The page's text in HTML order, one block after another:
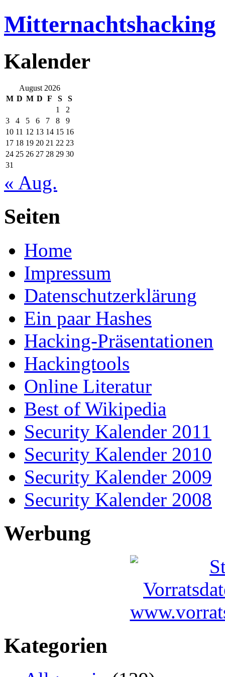
Mitternachtshacking
Kalender
August 2026
M D M D F S
S
1
2
3
4 5 6 7 8
9
10 11 12 13 14 15 16
17 18 19 20 21 22 23
24 25 26 27 28 29 30
31
« Aug.
Seiten
Home
Impressum
Datenschutzerklärung
Ein paar Hashes
Hacking-Präsentationen
Hackingtools
Online Literatur
Best of Wikipedia
Security Kalender 2011
Security Kalender 2010
Security Kalender 2009
Security Kalender 2008
Werbung
Kategorien